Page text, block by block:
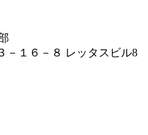
－１６－８ レッタスビル8